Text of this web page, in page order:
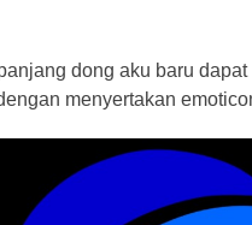
dong aku baru dapat
menyertakan